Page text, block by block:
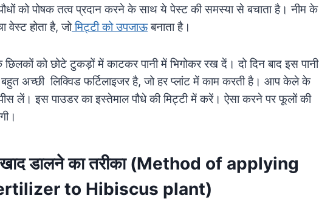
को पोषक तत्व प्रदान करने के साथ ये पेस्ट की समस्या से बचाता है। नीम के
वेस्ट होता है, जोमिट्टी को उपजाऊबनाता है।
को छोटे टुकड़ों में काटकर पानी में भिगोकर रख दें। दो दिन बाद इस पानी
अच्छी लिक्विड फर्टिलाइजर है, जो हर प्लांट में काम करती है। आप केले के
लें। इस पाउडर का इस्तेमाल पौधे की मिट्टी में करें। ऐसा करने पर फूलों की
डालने का तरीका (Method of applying
to Hibiscus plant)